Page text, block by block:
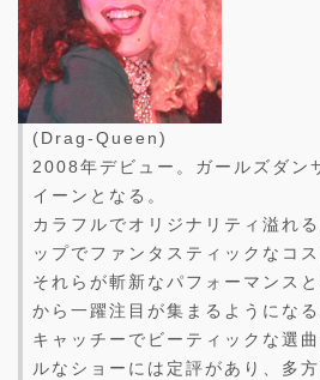
(Drag-Queen)
2008年デビュー。ガールズダン
イーンとなる。
カラフルでオリジナリティ溢れ
ップでファンタスティックなコス
それらが斬新なパフォーマンス
から一躍注目が集まるようになる
キャッチーでビーティックな選
ルなショーには定評があり、多